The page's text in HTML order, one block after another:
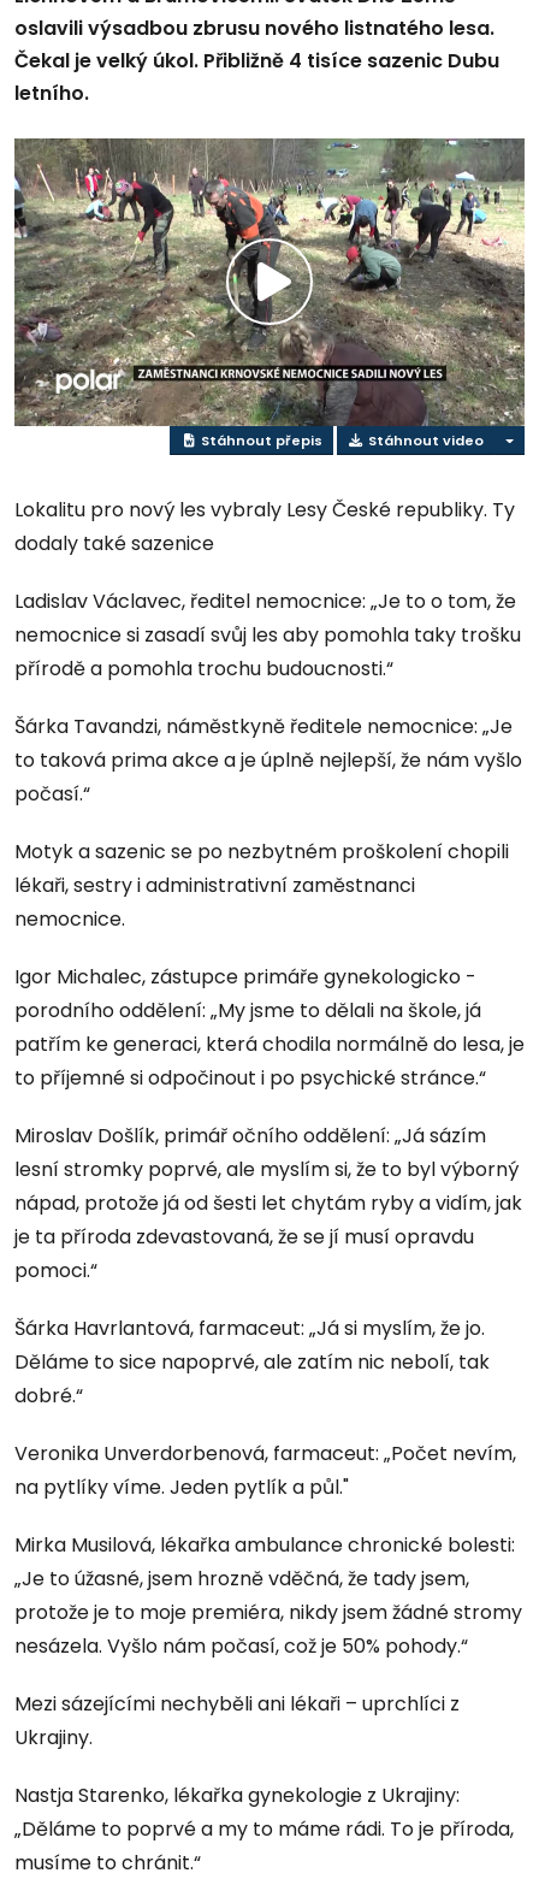
oslavili výsadbou zbrusu nového listnatého lesa.
Čekal je velký úkol. Přibližně 4 tisíce sazenic Dubu
letního.
Přehrát
video
Stáhnout přepis Stáhnout video
Lokalitu pro nový les vybraly Lesy České republiky. Ty
dodaly také sazenice
Ladislav Václavec, ředitel nemocnice: „Je to o tom, že
nemocnice si zasadí svůj les aby pomohla taky trošku
přírodě a pomohla trochu budoucnosti.“
Šárka Tavandzi, náměstkyně ředitele nemocnice: „Je
to taková prima akce a je úplně nejlepší, že nám vyšlo
počasí.“
Motyk a sazenic se po nezbytném proškolení chopili
lékaři, sestry i administrativní zaměstnanci
nemocnice.
Igor Michalec, zástupce primáře gynekologicko -
porodního oddělení: „My jsme to dělali na škole, já
patřím ke generaci, která chodila normálně do lesa, je
to příjemné si odpočinout i po psychické stránce.“
Miroslav Došlík, primář očního oddělení: „Já sázím
lesní stromky poprvé, ale myslím si, že to byl výborný
nápad, protože já od šesti let chytám ryby a vidím, jak
je ta příroda zdevastovaná, že se jí musí opravdu
pomoci.“
Šárka Havrlantová, farmaceut: „Já si myslím, že jo.
Děláme to sice napoprvé, ale zatím nic nebolí, tak
dobré.“
Veronika Unverdorbenová, farmaceut: „Počet nevím,
na pytlíky víme. Jeden pytlík a půl."
Mirka Musilová, lékařka ambulance chronické bolesti:
„Je to úžasné, jsem hrozně vděčná, že tady jsem,
protože je to moje premiéra, nikdy jsem žádné stromy
nesázela. Vyšlo nám počasí, což je 50% pohody.“
Mezi sázejícími nechyběli ani lékaři – uprchlíci z
Ukrajiny.
Nastja Starenko, lékařka gynekologie z Ukrajiny:
„Děláme to poprvé a my to máme rádi. To je příroda,
musíme to chránit.“